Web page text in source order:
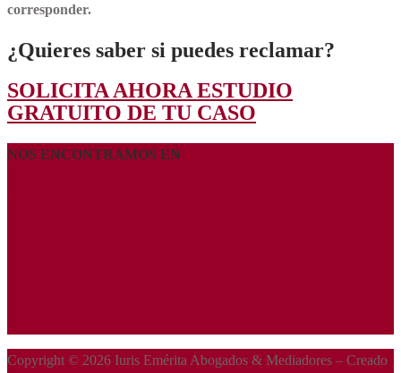
corresponder.
¿Quieres saber si puedes reclamar?
SOLICITA AHORA ESTUDIO
GRATUITO DE TU CASO
NOS ENCONTRAMOS EN
Copyright © 2026 Iuris Emérita Abogados & Mediadores – Creado